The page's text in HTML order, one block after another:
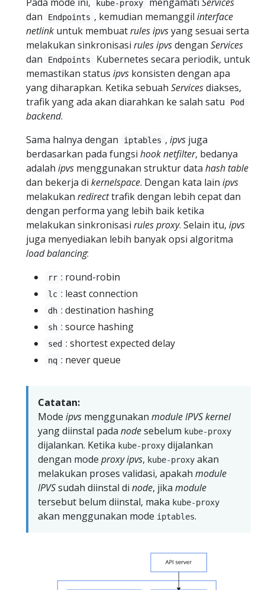
kube-proxy
dan
Endpoints , kemudian memanggil interface
netlink untuk membuatrulesipvsyang sesuai serta
melakukan sinkronisasi rulesipvsdengan Services
dan
Endpoints
Kubernetes secara periodik, untuk
memastikan status ipvs konsisten dengan apa
yang diharapkan. Ketika sebuah Servicesdiakses,
trafik yang ada akan diarahkan ke salah satu
Pod
backend.
Sama halnya dengan
iptables , ipvsjuga
berdasarkan pada fungsi hooknetfilter, bedanya
adalah ipvs menggunakan struktur data hash table
dan bekerja di kernelspace. Dengan kata lain ipvs
melakukan redirecttrafik dengan lebih cepat dan
dengan performa yang lebih baik ketika
melakukan sinkronisasi rulesproxy. Selain itu, ipvs
juga menyediakan lebih banyak opsi algoritma
load balancing:
rr : round-robin
lc : least connection
dh : destination hashing
sh : source hashing
sed : shortest expected delay
nq : never queue
Catatan:
Mode ipvs menggunakan moduleIPVSkernel
yang diinstal pada nodesebelum kube-proxy
dijalankan. Ketika kube-proxy dijalankan
dengan mode proxyipvs, kube-proxy akan
melakukan proses validasi, apakah module
IPVSsudah diinstal di node, jika module
tersebut belum diinstal, maka kube-proxy
akan menggunakan mode iptables.